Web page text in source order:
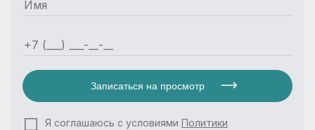
Записаться на просмотр
Я соглашаюсь с условиями Политики